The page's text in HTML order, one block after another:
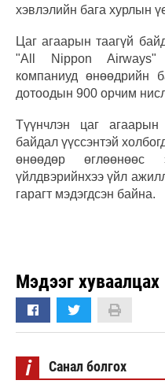
хэвлэлийн бага хурлын
Цаг агаарын таагүй
"All Nippon Airways"
компаниуд өнөөдрийн
дотоодын 900 орчим
Түүнчлэн цаг агаарын
байдал үүссэнтэй
өнөөдөр
үйлдвэрийнхээ үйл
гарагт мэдэгдсэн байна.
Мэдээг хуваалцах
i Санал болгох